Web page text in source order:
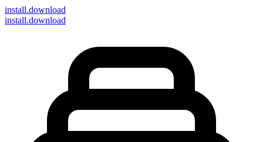
install.download
install.download